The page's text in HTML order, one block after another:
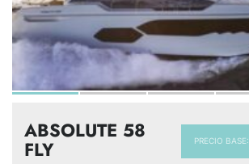
PRECIO BASE:
ABSOLUTE 58
FLY